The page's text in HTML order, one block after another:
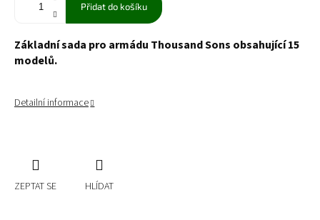
Přidat do košíku
Základní sada pro armádu Thousand Sons obsahující 15
modelů.
Detailní informace
ZEPTAT SE HLÍDAT